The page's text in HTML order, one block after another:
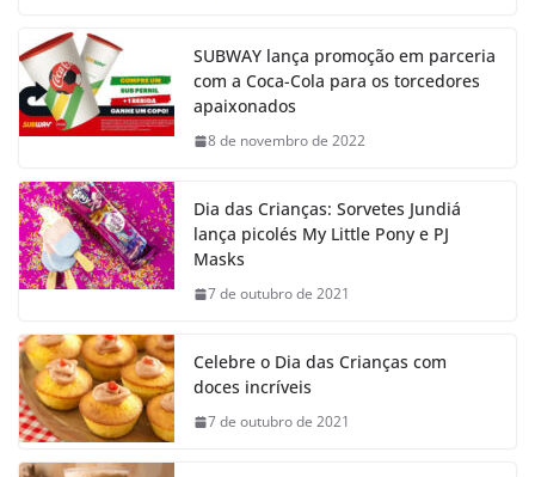
SUBWAY lança promoção em parceria
com a Coca-Cola para os torcedores
apaixonados
8 de novembro de 2022
Dia das Crianças: Sorvetes Jundiá
lança picolés My Little Pony e PJ
Masks
7 de outubro de 2021
Celebre o Dia das Crianças com
doces incríveis
7 de outubro de 2021